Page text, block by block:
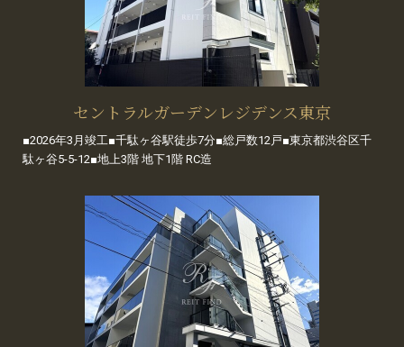
セントラルガーデンレジデンス東京
■2026年3月竣工■千駄ヶ谷駅徒歩7分■総戸数12戸■東京都渋谷区千
駄ヶ谷5-5-12■地上3階 地下1階 RC造